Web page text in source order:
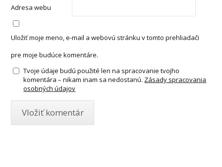
Adresa webu
Uložiť moje meno, e-mail a webovú stránku v tomto prehliadači
pre moje budúce komentáre.
Tvoje údaje budú použité len na spracovanie tvojho
komentára – nikam inam sa nedostanú. Zásady spracovania
osobných údajov